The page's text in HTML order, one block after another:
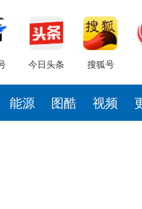
今日头条 搜狐号
能源 图酷 视频